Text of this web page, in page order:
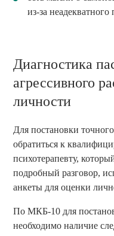
из-за неадекватного
Диагностика
агрессивного
личности
Для постановки
обратиться к
психотерапевту,
подробный разговор,
анкеты для оценки
По МКБ-10 для
необходимо наличие